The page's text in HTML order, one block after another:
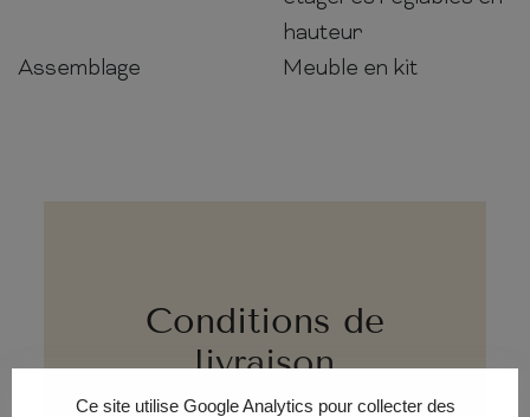
Ce site utilise Google Analytics pour collecter des
hauteur
Assemblage
Meuble en kit
Conditions de
livraison